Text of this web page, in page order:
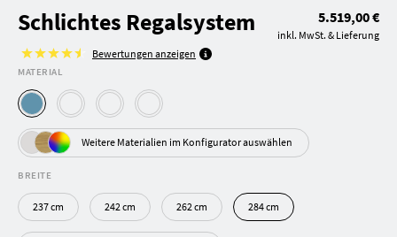
Schlichtes Regalsystem
Bewertungen anzeigen
5.519,00 €
inkl. MwSt. & Lieferung
MATERIAL
Weitere Materialien im Konfigurator auswählen
BREITE
237 cm 242 cm 262 cm 284 cm